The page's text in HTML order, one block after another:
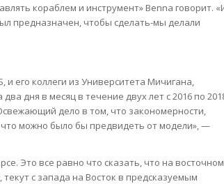
кораблем и инструмент» Benna говорит.
предназначен, чтобы сделать-мы делали
его коллеги из Университета Мичигана,
дня в месяц в течение двух лет с 2016 по
дело в том, что закономерности,
можно было бы предвидеть от модели», —
Это все равно что сказать, что на восточном
с запада на Восток в предсказуемым